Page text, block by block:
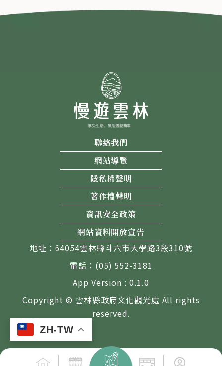
ZH-TW
聯絡我們
網站導覽
隱私權聲明
著作權聲明
資訊安全政策
網站資料開放宣告
地址：64054雲林縣斗六市大學路3段310號
電話：(05) 552-3181
App Version : 0.1.0
Copyright © 雲林縣政府文化觀光處 All rights
reserved.